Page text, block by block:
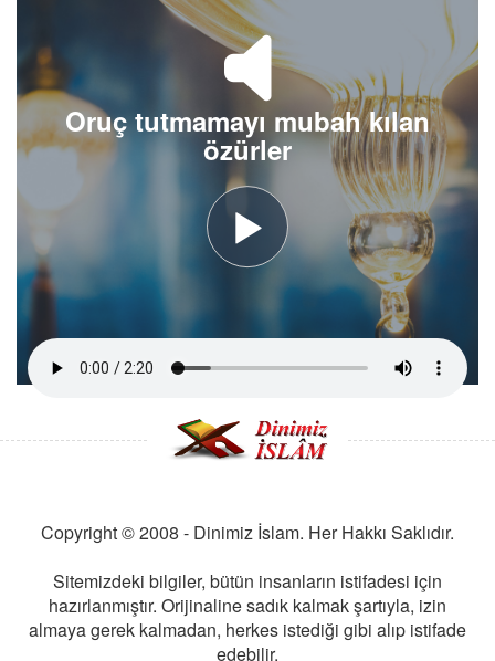
Oruç tutmamayı mubah kılan
özürler
Copyright © 2008 - Dinimiz İslam. Her Hakkı Saklıdır.
Sitemizdeki bilgiler, bütün insanların istifadesi için
hazırlanmıştır. Orijinaline sadık kalmak şartıyla, izin
almaya gerek kalmadan, herkes istediği gibi alıp istifade
edebilir.